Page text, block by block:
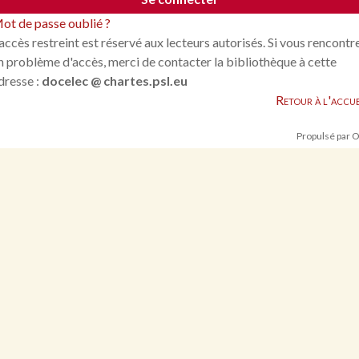
de passe oublié ?
restreint est réservé aux lecteurs autorisés. Si vous
problème d'accès, merci de contacter la bibliothèque à cette
: docelec @ chartes.psl.eu
Retour à
Propulsé par